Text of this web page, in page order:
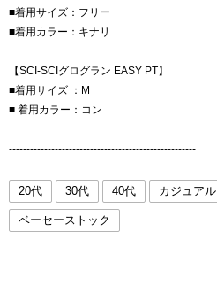
■着用サイズ：フリー
■着用カラー：キナリ
【SCI-SCIグログラン EASY PT】
■着用サイズ ：M
■ 着用カラー：コン
-----------------------------------------------------
20代 30代 40代 カジュアル
ベーセーストック